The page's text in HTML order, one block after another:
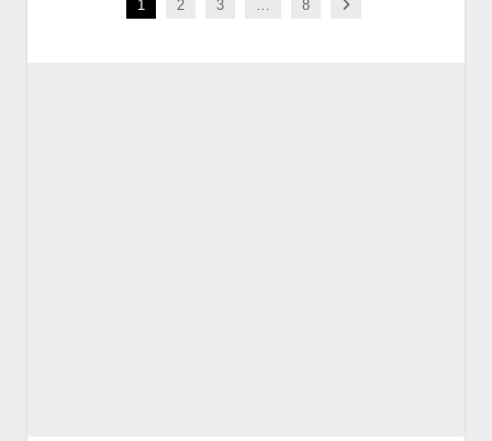
1 2 3 … 8 Next